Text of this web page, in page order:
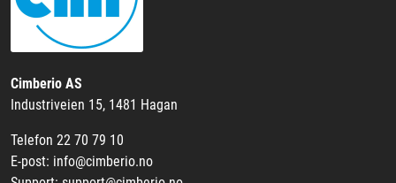
Cimberio AS
Industriveien 15, 1481 Hagan
Telefon 22 70 79 10
E-post: info@cimberio.no